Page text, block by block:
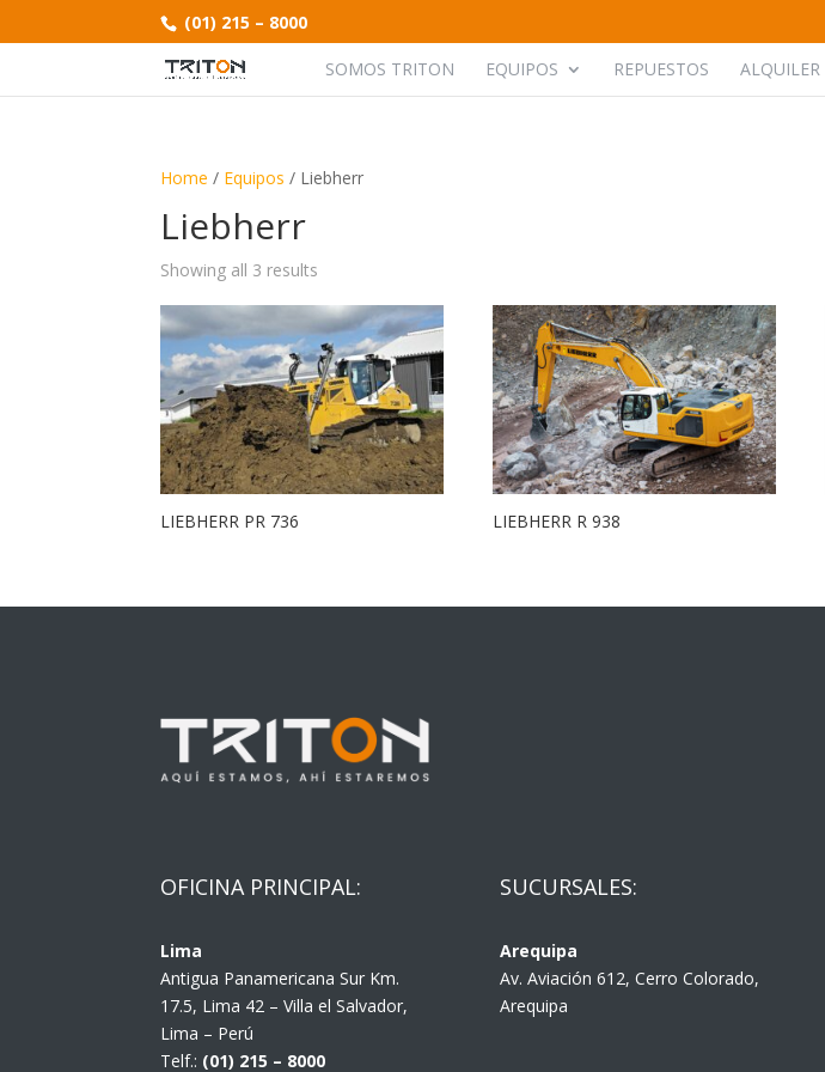
(01) 215 – 8000
SOMOS TRITON EQUIPOS REPUESTOS ALQUILER
Home / Equipos / Liebherr
Liebherr
Showing all 3 results
LIEBHERR PR 736 LIEBHERR R 938
OFICINA PRINCIPAL:
Lima
Antigua Panamericana Sur Km.
17.5, Lima 42 – Villa el Salvador,
Lima – Perú
Telf.: (01) 215 – 8000
SUCURSALES:
Arequipa
Av. Aviación 612, Cerro Colorado,
Arequipa